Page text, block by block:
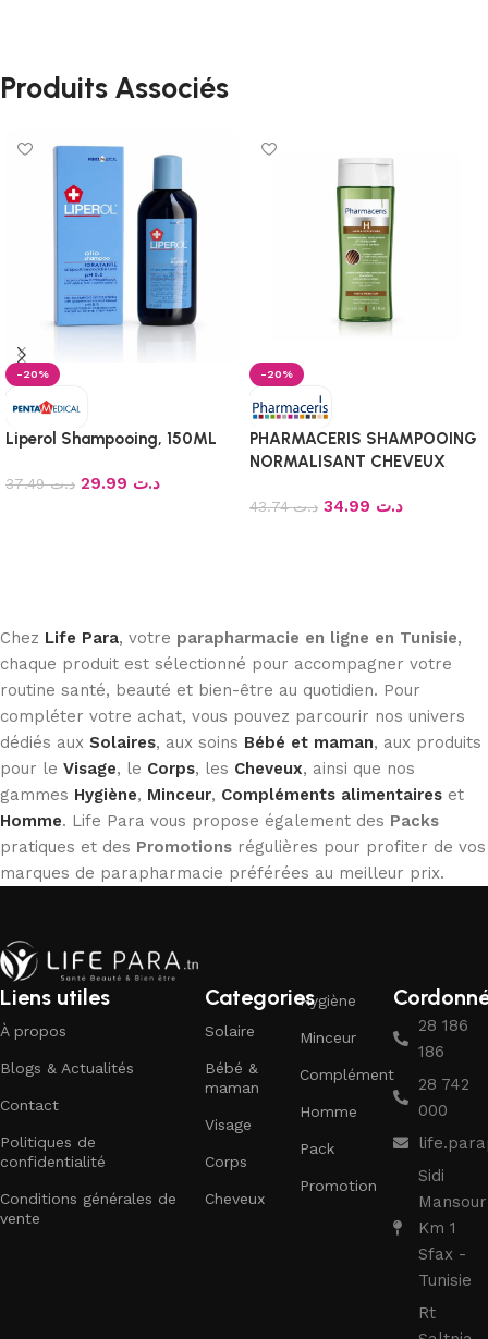
Produits Associés
-20%
Liperol Shampooing, 150ML
د.ت37.49 د.ت
-20%
PHARMACERIS SHAMPOOING
NORMALISANT CHEVEUX
د.ت43.74 د.ت
Chez Life Para, votre parapharmacie en ligne en Tunisie,
chaque produit est sélectionné pour accompagner votre
routine santé, beauté et bien-être au quotidien. Pour
compléter votre achat, vous pouvez parcourir nos univers
dédiés aux Solaires, aux soins Bébé et maman, aux produits
pour le Visage, le Corps, les Cheveux, ainsi que nos
gammes Hygiène, Minceur, Compléments alimentaires et
Homme. Life Para vous propose également des Packs
pratiques et des Promotions régulières pour profiter de vos
marques de parapharmacie préférées au meilleur prix.
Liens utiles
À propos
Blogs & Actualités
Contact
Politiques de
confidentialité
Conditions générales de
vente
Categories
Solaire
Bébé &
maman
Visage
Corps
Cheveux
Hygiène
Minceur
Complément
Homme
Pack
Promotion
28 186
186
28 742
000
Sidi
Mansour
Km 1
Sfax -
Tunisie
Rt